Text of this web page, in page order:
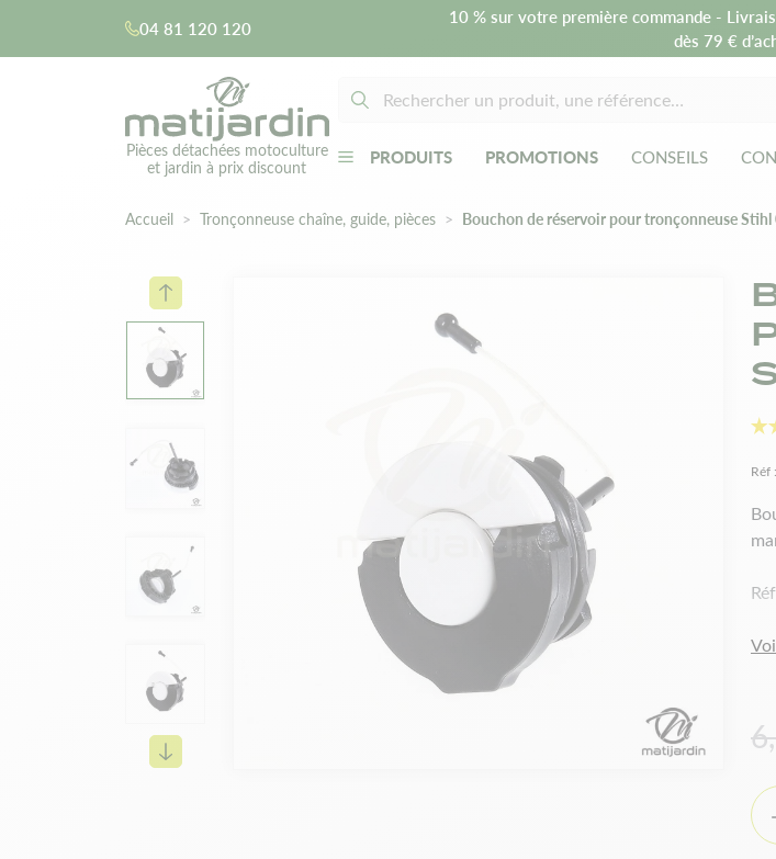
04 81 120 120
10 % sur votre première commande -
dès 79 €
Pièces détachées motoculture
et jardin à prix discount
PRODUITS PROMOTIONS CONSEILS
Accueil Tronçonneuse chaîne, guide, pièces Bouchon de réservoir pour tronçonneuse
Réf :